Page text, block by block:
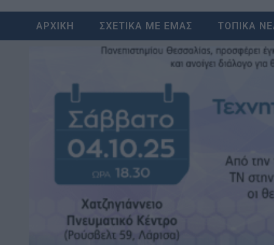
ΑΡΧΙΚΗ ΣΧΕΤΙΚΑ ΜΕ ΕΜΑΣ ΤΟΠΙΚΑ